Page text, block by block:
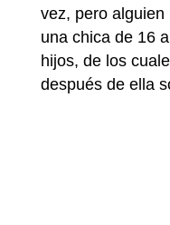
vez, pero
una chica de 16
hijos, de los
después de ella